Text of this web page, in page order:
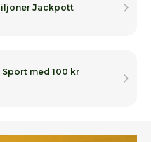
Jackpott
Sport med 100 kr